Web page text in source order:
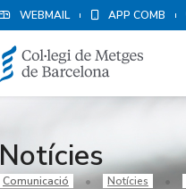
WEBMAIL APP COMB
Notícies
Comunicació Notícies